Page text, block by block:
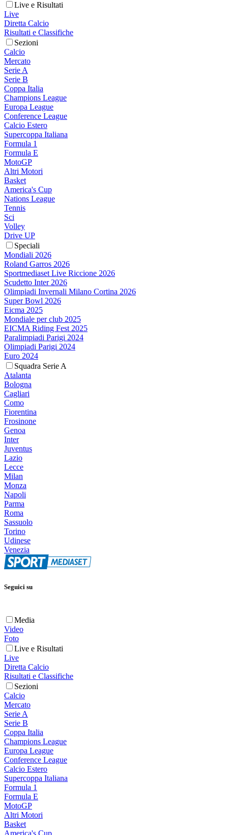
Live e Risultati
Live
Diretta Calcio
Risultati e Classifiche
Sezioni
Calcio
Mercato
Serie A
Serie B
Coppa Italia
Champions League
Europa League
Conference League
Calcio Estero
Supercoppa Italiana
Formula 1
Formula E
MotoGP
Altri Motori
Basket
America's Cup
Nations League
Tennis
Sci
Volley
Drive UP
Speciali
Mondiali 2026
Roland Garros 2026
Sportmediaset Live Riccione 2026
Scudetto Inter 2026
Olimpiadi Invernali Milano Cortina 2026
Super Bowl 2026
Eicma 2025
Mondiale per club 2025
EICMA Riding Fest 2025
Paralimpiadi Parigi 2024
Olimpiadi Parigi 2024
Euro 2024
Squadra Serie A
Atalanta
Bologna
Cagliari
Como
Fiorentina
Frosinone
Genoa
Inter
Juventus
Lazio
Lecce
Milan
Monza
Napoli
Parma
Roma
Sassuolo
Torino
Udinese
Venezia
Seguici su
Media
Video
Foto
Live e Risultati
Live
Diretta Calcio
Risultati e Classifiche
Sezioni
Calcio
Mercato
Serie A
Serie B
Coppa Italia
Champions League
Europa League
Conference League
Calcio Estero
Supercoppa Italiana
Formula 1
Formula E
MotoGP
Altri Motori
Basket
America's Cup